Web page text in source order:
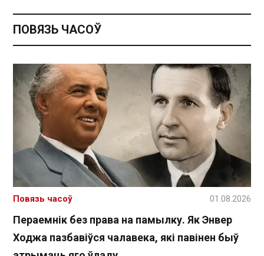
ПОВЯЗЬ ЧАСОЎ
Пераемнік без права на памылку. Як Энвер
Ходжа пазбавіўся чалавека, які павінен быў
Повязь часоў 01.08.2026